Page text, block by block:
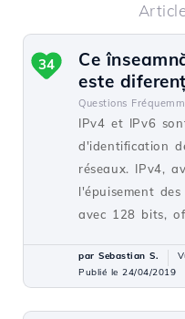
Ce
este
Questions
IPv4 et IPv6
d'identification
réseaux. IPv4,
l'épuisement
avec 128 bits,
34
par Sebastian S.
Publié le 24/04/2019